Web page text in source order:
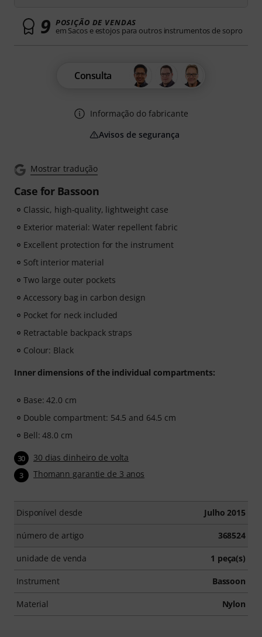
Mostrar tradução
Case for Bassoon
Classic, high-quality, lightweight case
Exterior material: Water repellent fabric
Excellent protection for the instrument
Soft interior material
Two large outer pockets
Accessory bag in carbon design
Pocket for neck included
Retractable backpack straps
Colour: Black
Inner dimensions of the individual compartments:
Base: 42.0 cm
Double compartment: 54.5 and 64.5 cm
Bell: 48.0 cm
30 30 dias dinheiro de volta
3 Thomann garantie de 3 anos
Disponível desde Julho 2015
número de artigo 368524
unidade de venda 1 peça(s)
Instrument Bassoon
Material Nylon
9 POSIÇÃO DE VENDAS
em Sacos e estojos para outros instrumentos de sopro
Consulta
Informação do fabricante
Avisos de segurança